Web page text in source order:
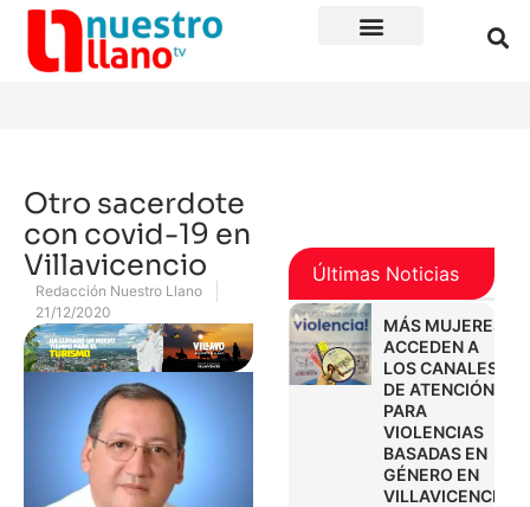
Otro sacerdote
con covid-19 en
Villavicencio
Redacción Nuestro Llano
21/12/2020
Últimas Noticias
MÁS MUJERES
ACCEDEN A
LOS CANALES
DE ATENCIÓN
PARA
VIOLENCIAS
BASADAS EN
GÉNERO EN
VILLAVICENCIO